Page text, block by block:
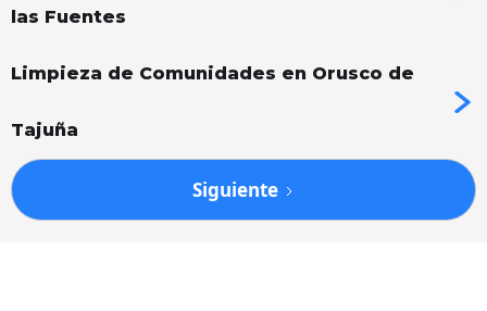
las Fuentes
Limpieza de Comunidades en Orusco de
Tajuña
Siguiente